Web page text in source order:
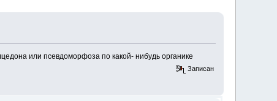
или псевдоморфоза по какой- нибудь органике
Записан